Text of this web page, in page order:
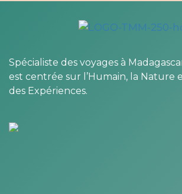
Spécialiste des voyages à
est centrée sur l’Humain, la Nature
des Expériences.